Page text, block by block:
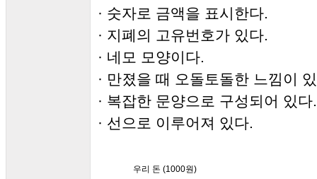
· 숫자로 금액을 표시한다.
· 지폐의 고유번호가 있다.
· 네모 모양이다.
· 만졌을 때 오돌토돌한 느낌이
· 복잡한 문양으로 구성되어 있다.
· 선으로 이루어져 있다.
우리 돈 (1000원)